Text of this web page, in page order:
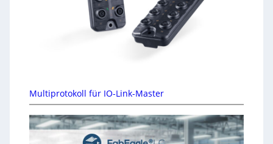
Multiprotokoll für IO-Link-Master